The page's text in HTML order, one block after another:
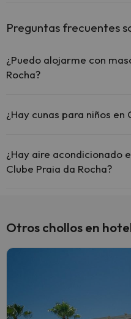
Preguntas frecuentes
¿Puedo alojarme con
Rocha?
¿Hay cunas para niños en
(solicítalo antes de iniciar tu
¿Hay aire acondicionado
Clube Praia da Rocha?
Otros chollos en